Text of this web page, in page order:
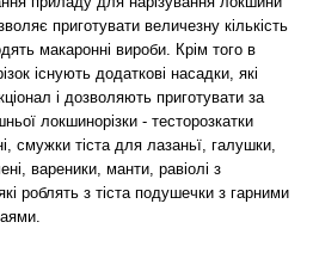
приготувати величезну кількість
макаронні вироби. Крім того в
існують додаткові насадки, які
і дозволяють приготувати за
локшинорізки - тесторозкатки
смужки тіста для лазаньї, галушки,
вареники, манти, равіолі з
роблять з тіста подушечки з гарними